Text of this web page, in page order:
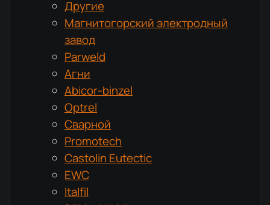
Другие
Магнитогорский электродный
завод
Parweld
Агни
Abicor-binzel
Optrel
Сварной
Promotech
Castolin Eutectic
EWC
Italfil